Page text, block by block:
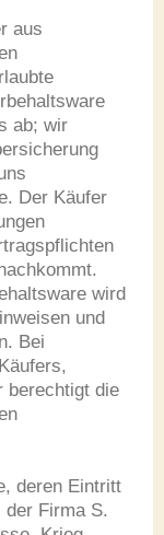
aus
ab; wir
Der Käufer
wird
und
Bei
berechtigt die
deren Eintritt
der Firma S.